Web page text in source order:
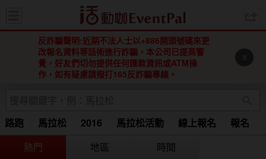
活動
反詐騙聲明:近期不法人士以+886開頭號碼來更
改報名資料等話術進行詐騙，本公司已提高警
覺，好友們切勿提供任何匯款資訊或ATM操
作，如有疑慮請撥打165反詐騙專線。
X
路跑 馬拉松 2016 馬拉松活動 線上報名
報名
Running
馬拉松 2015
熱門
地區 時間